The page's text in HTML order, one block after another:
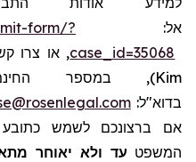
אל: form/?
case_id=35068, או צרו
Kim
בדוא"ל:
אם ברצונכם לשמש כתובע
המשפט עד ולא יאוחר מתאריך 14